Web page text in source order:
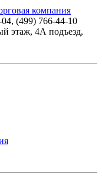
компания
(499) 766-44-10
этаж, 4А подъезд,